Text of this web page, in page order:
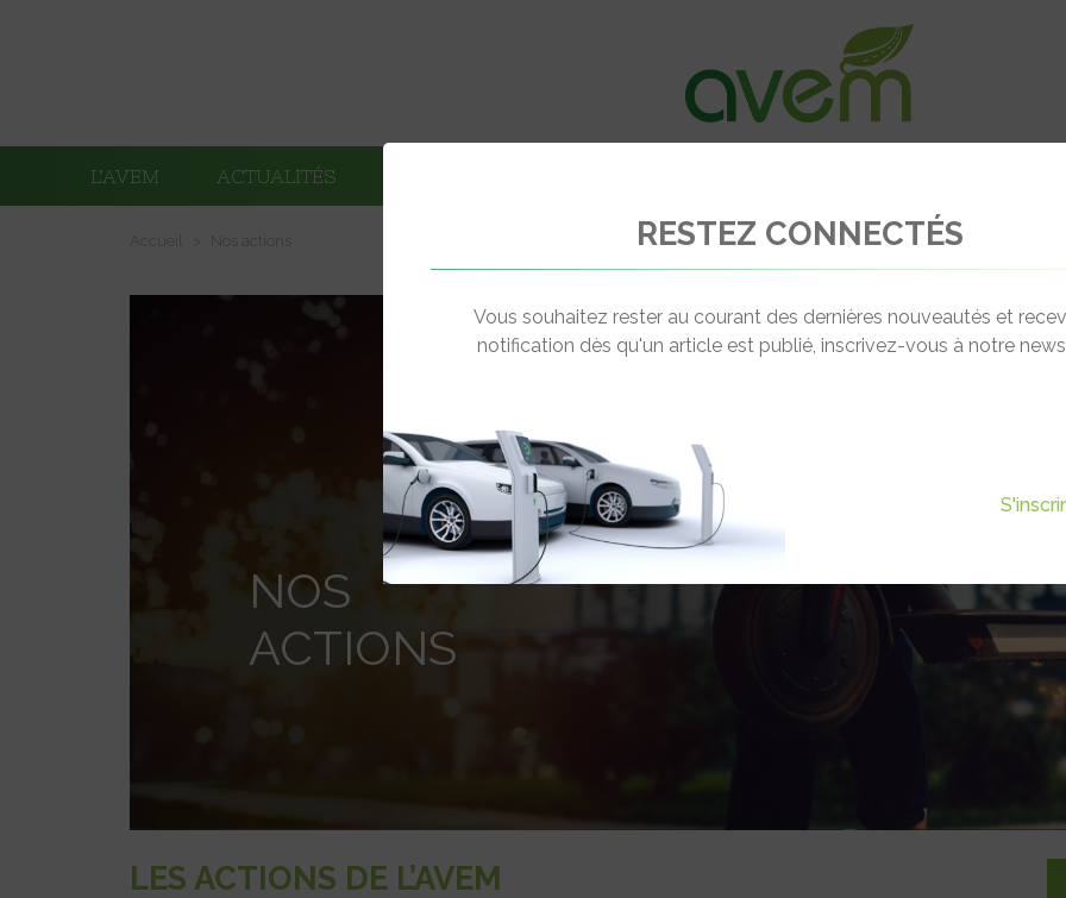
L’AVEM ACTUALITÉS
NOS
ACTIONS
LES ACTIONS DE L’AVEM
RESTEZ CONNECTÉS
Vous souhaitez rester au courant des dernières nouveautés et
notification dès qu'un article est publié, inscrivez-vous à notre